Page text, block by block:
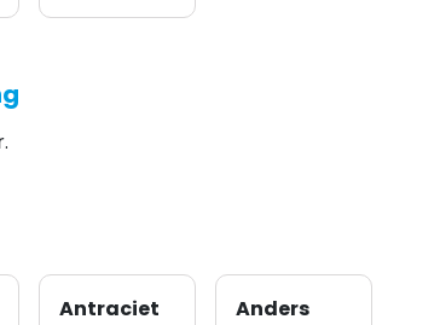
Antraciet Anders